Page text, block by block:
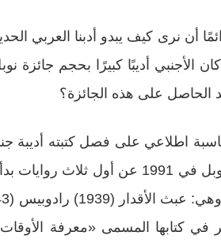
أن نرى كيف يبدو أدبنا العربي
كان الأجنبي أديبًا كبيرًا بحجم جائزة
الحاصل على هذه الجائزة؟
اطلاعي على فصل كتبته أديبة
في كتابها المسمى «معرفة